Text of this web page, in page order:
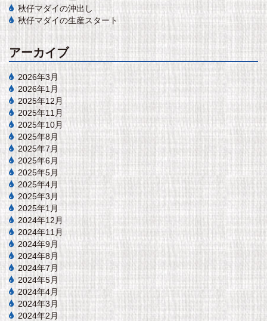
秋仔マダイの沖出し
秋仔マダイの生産スタート
アーカイブ
2026年3月
2026年1月
2025年12月
2025年11月
2025年10月
2025年8月
2025年7月
2025年6月
2025年5月
2025年4月
2025年3月
2025年1月
2024年12月
2024年11月
2024年9月
2024年8月
2024年7月
2024年5月
2024年4月
2024年3月
2024年2月